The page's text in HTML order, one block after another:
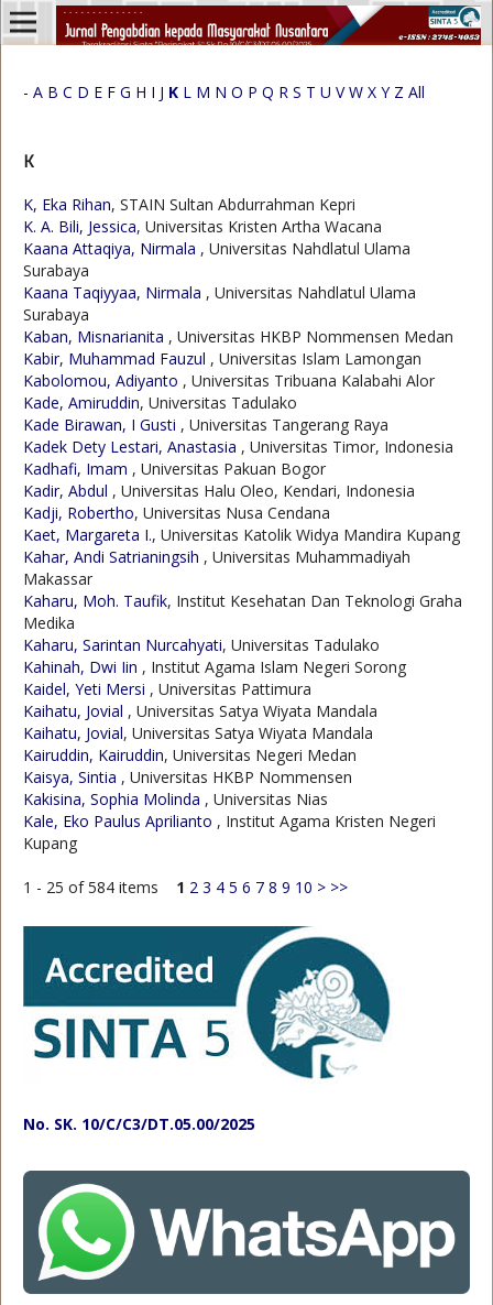
- A B C D E F G H I J K L M N O P Q R S T U V W X Y Z All
K
K, Eka Rihan, STAIN Sultan Abdurrahman Kepri
K. A. Bili, Jessica, Universitas Kristen Artha Wacana
Kaana Attaqiya, Nirmala , Universitas Nahdlatul Ulama
Surabaya
Kaana Taqiyyaa, Nirmala , Universitas Nahdlatul Ulama
Surabaya
Kaban, Misnarianita , Universitas HKBP Nommensen Medan
Kabir, Muhammad Fauzul , Universitas Islam Lamongan
Kabolomou, Adiyanto , Universitas Tribuana Kalabahi Alor
Kade, Amiruddin, Universitas Tadulako
Kade Birawan, I Gusti , Universitas Tangerang Raya
Kadek Dety Lestari, Anastasia , Universitas Timor, Indonesia
Kadhafi, Imam , Universitas Pakuan Bogor
Kadir, Abdul , Universitas Halu Oleo, Kendari, Indonesia
Kadji, Robertho, Universitas Nusa Cendana
Kaet, Margareta I., Universitas Katolik Widya Mandira Kupang
Kahar, Andi Satrianingsih , Universitas Muhammadiyah
Makassar
Kaharu, Moh. Taufik, Institut Kesehatan Dan Teknologi Graha
Medika
Kaharu, Sarintan Nurcahyati, Universitas Tadulako
Kahinah, Dwi Iin , Institut Agama Islam Negeri Sorong
Kaidel, Yeti Mersi , Universitas Pattimura
Kaihatu, Jovial , Universitas Satya Wiyata Mandala
Kaihatu, Jovial, Universitas Satya Wiyata Mandala
Kairuddin, Kairuddin, Universitas Negeri Medan
Kaisya, Sintia , Universitas HKBP Nommensen
Kakisina, Sophia Molinda , Universitas Nias
Kale, Eko Paulus Aprilianto , Institut Agama Kristen Negeri
Kupang
1 - 25 of 584 items 1 2 3 4 5 6 7 8 9 10 > >>
No. SK. 10/C/C3/DT.05.00/2025